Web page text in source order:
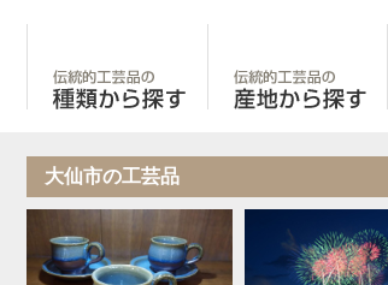
の伝統的工芸品 手しごと
大仙市の工芸品